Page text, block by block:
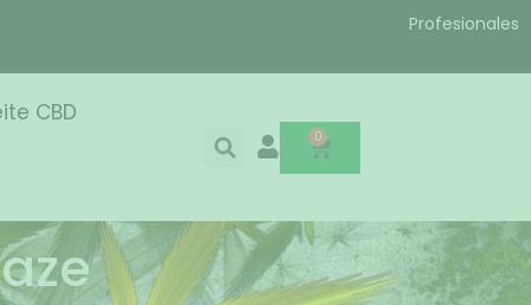
Profesionales
CBD
0